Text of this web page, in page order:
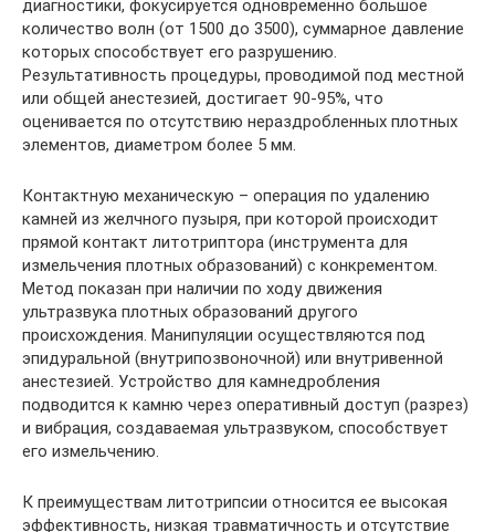
диагностики, фокусируется одновременно большое
количество волн (от 1500 до 3500), суммарное давление
которых способствует его разрушению.
Результативность процедуры, проводимой под местной
или общей анестезией, достигает 90-95%, что
оценивается по отсутствию нераздробленных плотных
элементов, диаметром более 5 мм.
Контактную механическую – операция по удалению
камней из желчного пузыря, при которой происходит
прямой контакт литотриптора (инструмента для
измельчения плотных образований) с конкрементом.
Метод показан при наличии по ходу движения
ультразвука плотных образований другого
происхождения. Манипуляции осуществляются под
эпидуральной (внутрипозвоночной) или внутривенной
анестезией. Устройство для камнедробления
подводится к камню через оперативный доступ (разрез)
и вибрация, создаваемая ультразвуком, способствует
его измельчению.
К преимуществам литотрипсии относится ее высокая
эффективность, низкая травматичность и отсутствие